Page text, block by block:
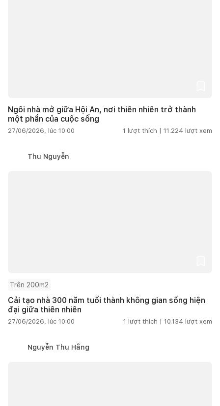
Ngôi nhà mở giữa Hội An, nơi thiên nhiên trở thành
một phần của cuộc sống
27/06/2026, lúc 10:00 1 lượt thích | 11.224 lượt xem
Thu Nguyễn
Trên 200m2
Cải tạo nhà 300 năm tuổi thành không gian sống hiện
đại giữa thiên nhiên
27/06/2026, lúc 10:00 1 lượt thích | 10.134 lượt xem
Nguyễn Thu Hằng